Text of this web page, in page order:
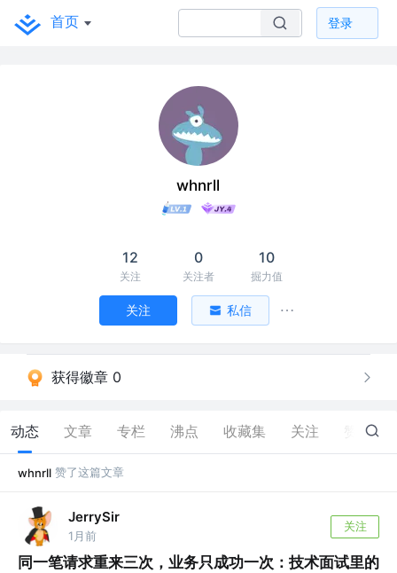
首页 登录
whnrll
12
关注
0
关注者
10
掘力值
关注 私信
获得徽章 0
动态 文章 专栏 沸点 收藏集 关注 18
whnrll 赞了这篇文章
JerrySir
1月前
关注
同一笔请求重来三次，业务只成功一次：技术面试里的